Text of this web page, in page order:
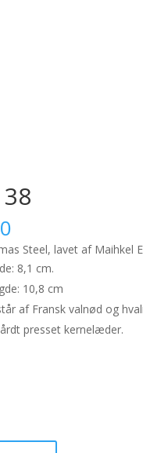
Steel, lavet af Maihkel
8,1 cm.
10,8 cm
af Fransk valnød og
presset kernelæder.